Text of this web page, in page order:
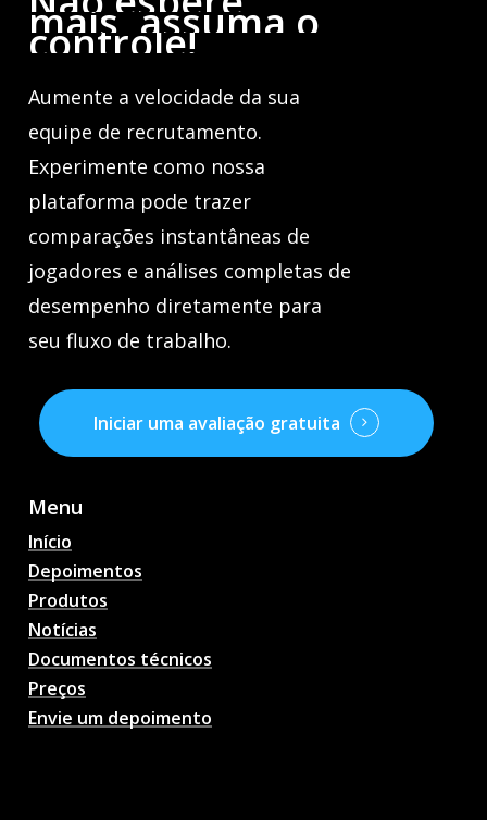
mais,assuma o
controle!
Aumente a velocidade da sua
equipe de recrutamento.
Experimente como nossa
plataforma pode trazer
comparações instantâneas de
jogadores e análises completas de
desempenho diretamente para
seu fluxo de trabalho.
Iniciar uma avaliação gratuita
Menu
Início
Depoimentos
Produtos
Notícias
Documentos técnicos
Preços
Envie um depoimento